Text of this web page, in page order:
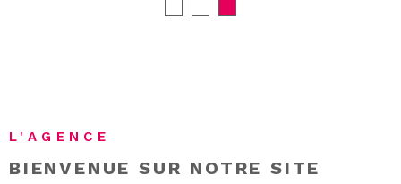
L'AGENCE
BIENVENUE SUR NOTRE SITE